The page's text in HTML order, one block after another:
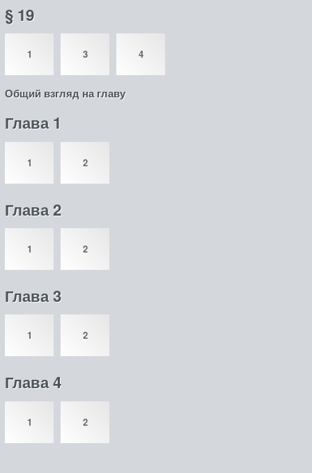
§ 19
1 3 4
Общий взгляд на главу
Глава 1
1 2
Глава 2
1 2
Глава 3
1 2
Глава 4
1 2